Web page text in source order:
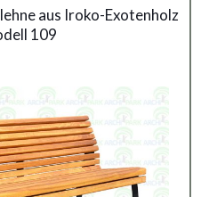
aus Iroko-Exotenholz
109
Rückenlehne
modell
in RAL
mehr